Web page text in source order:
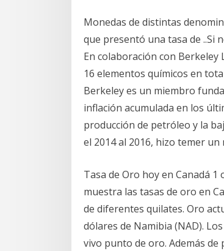
Monedas de distintas
que presentó una tasa de ..Si
En colaboración con Berkeley
16 elementos químicos en
Berkeley es un miembro
inflación acumulada en los
producción de petróleo y la
el 2014 al 2016, hizo temer un
Tasa de Oro hoy en Canadá
muestra las tasas de oro en
de diferentes quilates. Oro
dólares de Namibia (NAD).
vivo punto de oro. Además